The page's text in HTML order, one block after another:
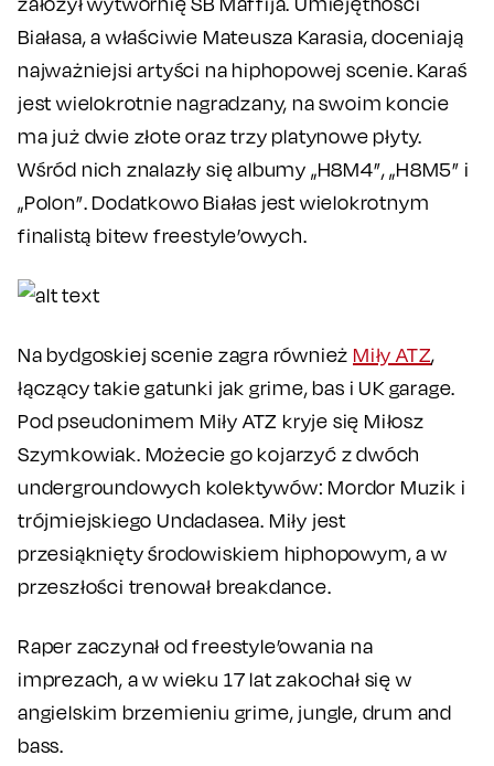
Białasa, a właściwie Mateusza Karasia, doceniają
najważniejsi artyści na hiphopowej scenie. Karaś
jest wielokrotnie nagradzany, na swoim koncie
ma już dwie złote oraz trzy platynowe płyty.
Wśród nich znalazły się albumy „H8M4”, „H8M5” i
„Polon”. Dodatkowo Białas jest wielokrotnym
finalistą bitew freestyle’owych.
Na bydgoskiej scenie zagra również Miły ATZ,
łączący takie gatunki jak grime, bas i UK garage.
Pod pseudonimem Miły ATZ kryje się Miłosz
Szymkowiak. Możecie go kojarzyć z dwóch
undergroundowych kolektywów: Mordor Muzik i
trójmiejskiego Undadasea. Miły jest
przesiąknięty środowiskiem hiphopowym, a w
przeszłości trenował breakdance.
Raper zaczynał od freestyle’owania na
imprezach, a w wieku 17 lat zakochał się w
angielskim brzemieniu grime, jungle, drum and
bass.